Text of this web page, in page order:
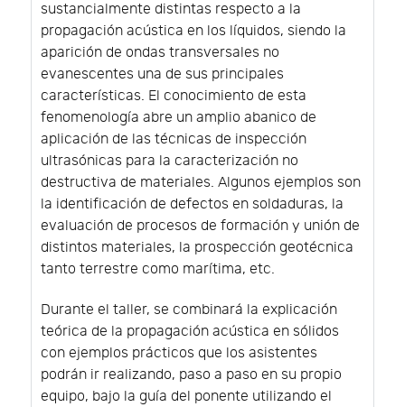
sustancialmente distintas respecto a la
propagación acústica en los líquidos, siendo la
aparición de ondas transversales no
evanescentes una de sus principales
características. El conocimiento de esta
fenomenología abre un amplio abanico de
aplicación de las técnicas de inspección
ultrasónicas para la caracterización no
destructiva de materiales. Algunos ejemplos son
la identificación de defectos en soldaduras, la
evaluación de procesos de formación y unión de
distintos materiales, la prospección geotécnica
tanto terrestre como marítima, etc.
Durante el taller, se combinará la explicación
teórica de la propagación acústica en sólidos
con ejemplos prácticos que los asistentes
podrán ir realizando, paso a paso en su propio
equipo, bajo la guía del ponente utilizando el